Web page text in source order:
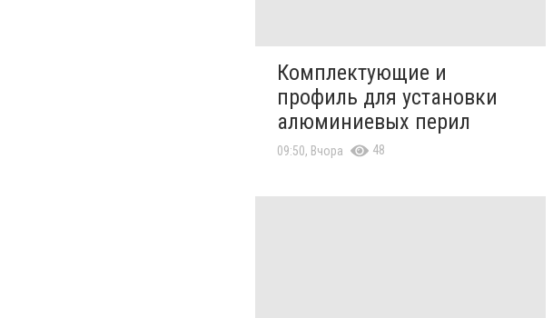
Комплектующие и
профиль для установки
алюминиевых перил
09:50, Вчора 48